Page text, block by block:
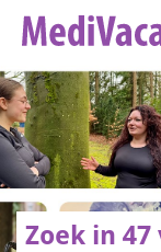
Zoek in